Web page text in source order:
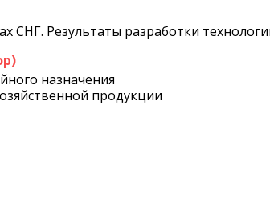
СНГ. Результаты разработки
назначения
продукции